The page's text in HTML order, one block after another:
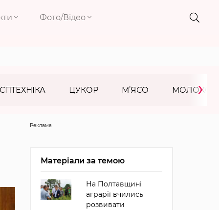
Фото/Відео
ЦУКОР М’ЯСО МОЛОКО
›
Реклама
Матеріали за темою
На Полтавщині
аграрії вчились
розвивати